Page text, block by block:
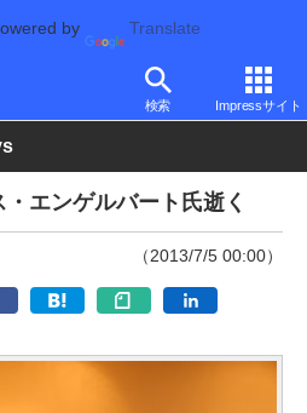
by Translate
検索 Impressサイト
エンゲルバート氏逝く
（2013/7/5 00:00）